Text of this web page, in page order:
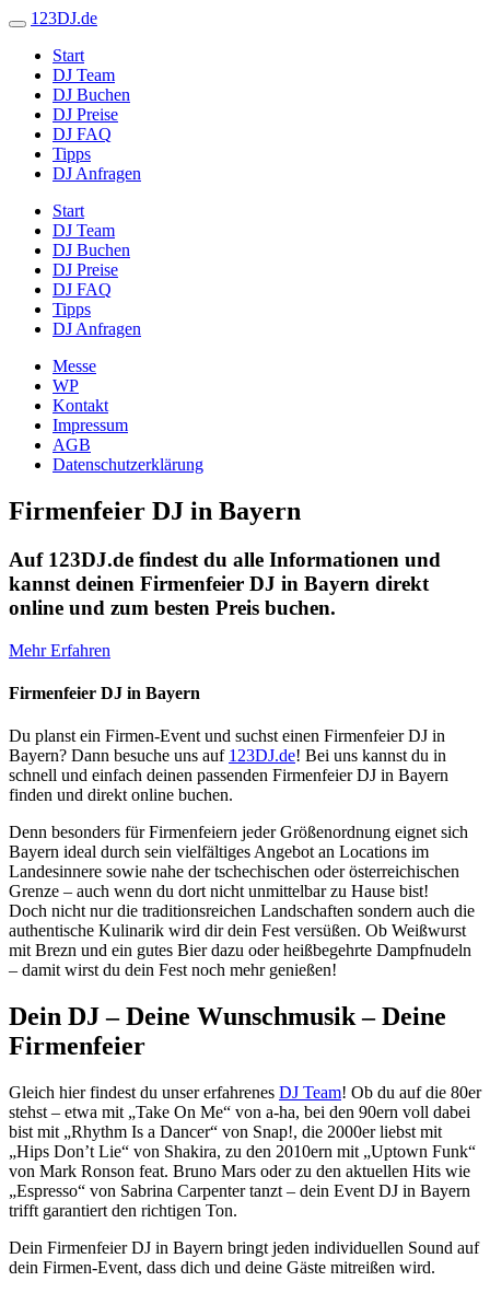
123DJ.de
Start
DJ Team
DJ Buchen
DJ Preise
DJ FAQ
Tipps
DJ Anfragen
Start
DJ Team
DJ Buchen
DJ Preise
DJ FAQ
Tipps
DJ Anfragen
Messe
WP
Kontakt
Impressum
AGB
Datenschutzerklärung
Firmenfeier DJ in Bayern
Auf 123DJ.de findest du alle Informationen und
kannst deinen Firmenfeier DJ in Bayern direkt
online und zum besten Preis buchen.
Mehr Erfahren
Firmenfeier DJ in Bayern
Du planst ein Firmen-Event und suchst einen Firmenfeier DJ in
Bayern? Dann besuche uns auf 123DJ.de! Bei uns kannst du in
schnell und einfach deinen passenden Firmenfeier DJ in Bayern
finden und direkt online buchen.
Denn besonders für Firmenfeiern jeder Größenordnung eignet sich
Bayern ideal durch sein vielfältiges Angebot an Locations im
Landesinnere sowie nahe der tschechischen oder österreichischen
Grenze – auch wenn du dort nicht unmittelbar zu Hause bist!
Doch nicht nur die traditionsreichen Landschaften sondern auch die
authentische Kulinarik wird dir dein Fest versüßen. Ob Weißwurst
mit Brezn und ein gutes Bier dazu oder heißbegehrte Dampfnudeln
– damit wirst du dein Fest noch mehr genießen!
Dein DJ – Deine Wunschmusik – Deine
Firmenfeier
Gleich hier findest du unser erfahrenes DJ Team! Ob du auf die 80er
stehst – etwa mit „Take On Me“ von a-ha, bei den 90ern voll dabei
bist mit „Rhythm Is a Dancer“ von Snap!, die 2000er liebst mit
„Hips Don’t Lie“ von Shakira, zu den 2010ern mit „Uptown Funk“
von Mark Ronson feat. Bruno Mars oder zu den aktuellen Hits wie
„Espresso“ von Sabrina Carpenter tanzt – dein Event DJ in Bayern
trifft garantiert den richtigen Ton.
Dein Firmenfeier DJ in Bayern bringt jeden individuellen Sound auf
dein Firmen-Event, dass dich und deine Gäste mitreißen wird.